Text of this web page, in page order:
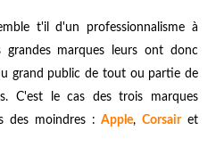
t'il d'un professionnalisme à
grandes marques leurs ont donc
grand public de tout ou partie de
C'est le cas des trois marques
des moindres :Apple,Corsairet